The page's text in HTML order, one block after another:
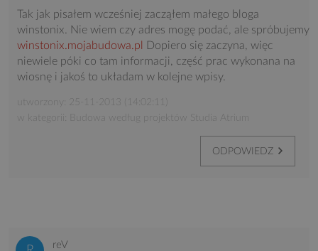
Tak jak pisałem wcześniej zacząłem małego bloga
winstonix. Nie wiem czy adres mogę podać, ale spróbujemy
winstonix.mojabudowa.pl
Dopiero się zaczyna, więc
niewiele póki co tam informacji, część prac wykonana na
wiosnę i jakoś to układam w kolejne wpisy.
utworzony: 25-11-2013 (14:02:11)
w kategorii: Budowa według projektów Studia Atrium
ODPOWIEDZ
reV